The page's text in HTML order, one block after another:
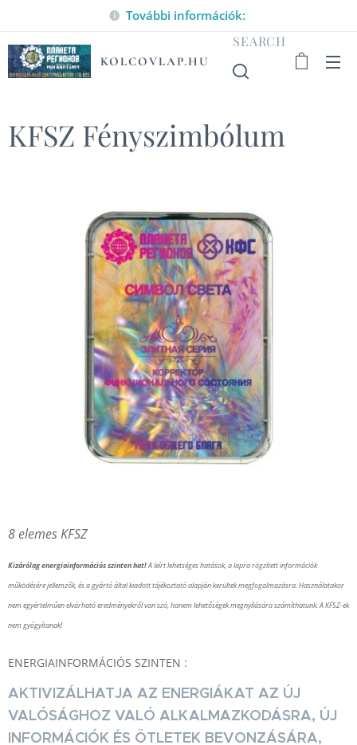
További információk:
KOLCOVLAP.HU
SEARCH
KFSZ Fényszimbólum
8 elemes KFSZ
Kizárólag energiainformációs szinten hat!A leírt lehetséges hatások, a lapra rögzített információk
működésére jellemzők, és a gyártó által kiadott tájékoztató alapján kerültek megfogalmazásra. Használatakor
nem egyértelműen elvárható eredményekről van szó, hanem lehetőségek megnyílására számíthatunk. A KFSZ-ek
nem gyógyítanak!
ENERGIAINFORMÁCIÓS SZINTEN :
AKTIVIZÁLHATJA AZ ENERGIÁKAT AZ ÚJ
VALÓSÁGHOZ VALÓ ALKALMAZKODÁSRA, ÚJ
INFORMÁCIÓK ÉS ÖTLETEK BEVONZÁSÁRA,